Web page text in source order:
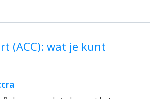
(ACC): wat je kunt